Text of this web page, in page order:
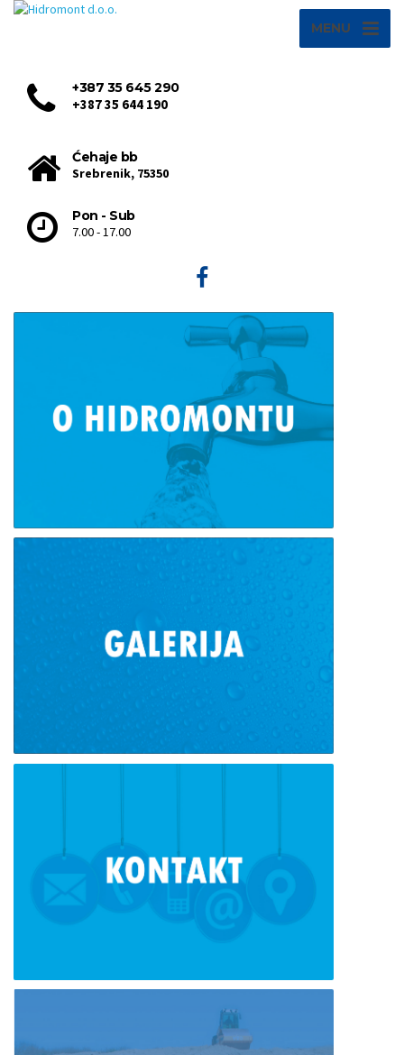
MENU
+387 35 645 290
+387 35 644 190
Ćehaje bb
Srebrenik, 75350
Pon - Sub
7.00 - 17.00